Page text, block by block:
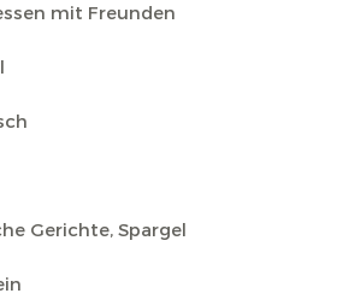
mit Freunden
Gerichte, Spargel